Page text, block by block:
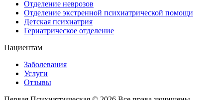
Отделение неврозов
Отделение экстренной психиатрической помощи
Детская психиатрия
Гериатрическое отделение
Пациентам
Заболевания
Услуги
Отзывы